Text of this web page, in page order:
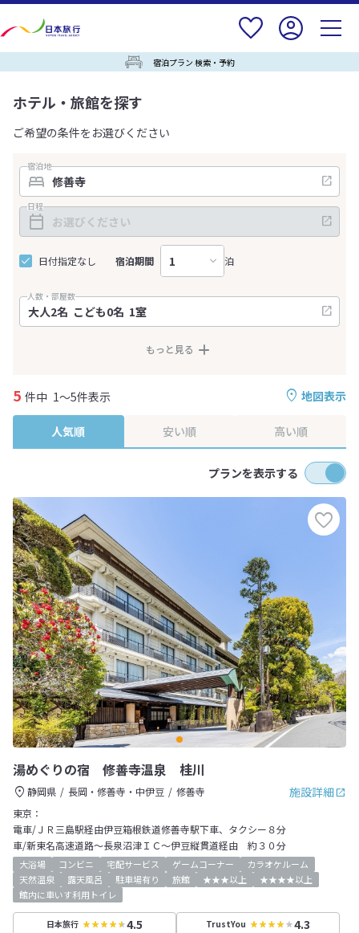
宿泊プラン 検索・予約
ホテル・旅館を探す
ご希望の条件をお選びください
宿泊地
日程
日付指定なし 宿泊期間 泊
人数・部屋数
もっと見る
地図表示
5 件中 1～5件表示
人気順 安い順 高い順
プランを表示する
湯めぐりの宿 修善寺温泉 桂川
施設詳細
静岡県 長岡・修善寺・中伊豆
修善寺
東京：
電車/ＪＲ三島駅経由伊豆箱根鉄道修善寺駅下車、タクシー８分
車/新東名高速道路～長泉沼津ＩＣ～伊豆縦貫道経由 約３０分
大浴場 コンビニ 宅配サービス ゲームコーナー
カラオケルーム
天然温泉
露天風呂 駐車場有り 旅館 ★★★以上
★★★★以上
館内に車いす利用トイレ
日本旅行 4.5 TrustYou 4.3